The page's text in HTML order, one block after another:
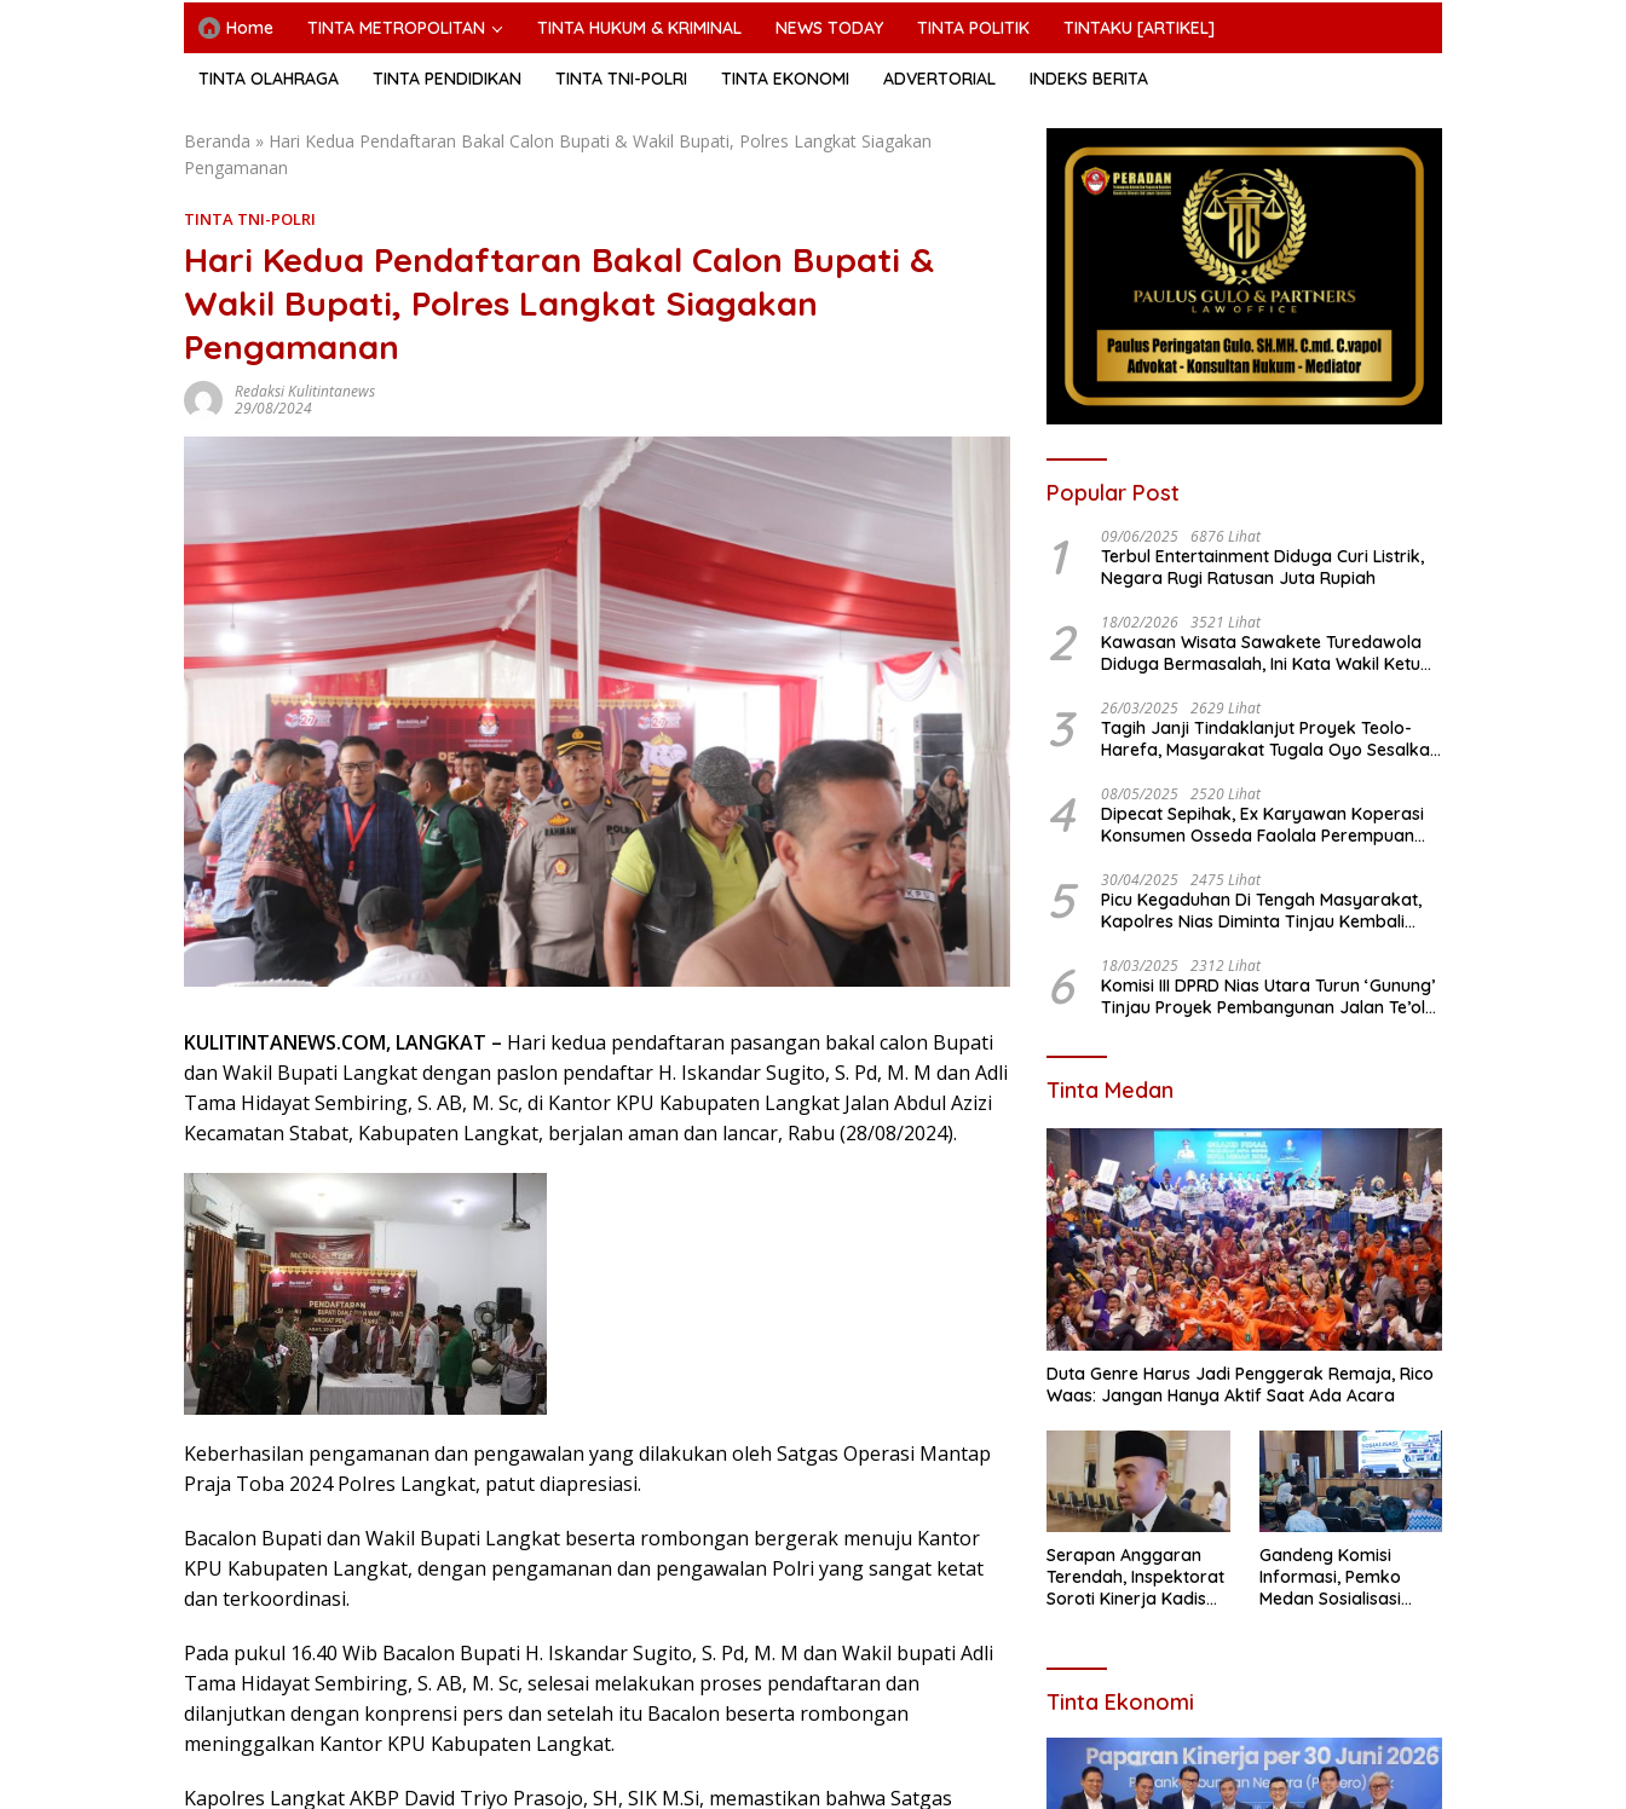
Home TINTA METROPOLITAN TINTA HUKUM & KRIMINAL NEWS TODAY TINTA POLITIK TINTAKU [ARTIKEL]
TINTA OLAHRAGA TINTA PENDIDIKAN TINTA TNI-POLRI TINTA EKONOMI ADVERTORIAL INDEKS BERITA
Beranda » Hari Kedua Pendaftaran Bakal Calon Bupati & Wakil Bupati, Polres Langkat Siagakan
Pengamanan
TINTA TNI-POLRI
Hari Kedua Pendaftaran Bakal Calon Bupati &
Wakil Bupati, Polres Langkat Siagakan
Pengamanan
Redaksi Kulitintanews
29/08/2024
KULITINTANEWS.COM, LANGKAT – Hari kedua pendaftaran pasangan bakal calon Bupati
dan Wakil Bupati Langkat dengan paslon pendaftar H. Iskandar Sugito, S. Pd, M. M dan Adli
Tama Hidayat Sembiring, S. AB, M. Sc, di Kantor KPU Kabupaten Langkat Jalan Abdul Azizi
Kecamatan Stabat, Kabupaten Langkat, berjalan aman dan lancar, Rabu (28/08/2024).
Keberhasilan pengamanan dan pengawalan yang dilakukan oleh Satgas Operasi Mantap
Praja Toba 2024 Polres Langkat, patut diapresiasi.
Bacalon Bupati dan Wakil Bupati Langkat beserta rombongan bergerak menuju Kantor
KPU Kabupaten Langkat, dengan pengamanan dan pengawalan Polri yang sangat ketat
dan terkoordinasi.
Pada pukul 16.40 Wib Bacalon Bupati H. Iskandar Sugito, S. Pd, M. M dan Wakil bupati Adli
Tama Hidayat Sembiring, S. AB, M. Sc, selesai melakukan proses pendaftaran dan
dilanjutkan dengan konprensi pers dan setelah itu Bacalon beserta rombongan
meninggalkan Kantor KPU Kabupaten Langkat.
Kapolres Langkat AKBP David Triyo Prasojo, SH, SIK M.Si, memastikan bahwa Satgas
Popular Post
1 09/06/2025 6876 Lihat
Terbul Entertainment Diduga Curi Listrik,
Negara Rugi Ratusan Juta Rupiah
2 18/02/2026 3521 Lihat
Kawasan Wisata Sawakete Turedawola
Diduga Bermasalah, Ini Kata Wakil Ketua
3 26/03/2025 2629 Lihat
Tagih Janji Tindaklanjut Proyek Teolo-
Harefa, Masyarakat Tugala Oyo Sesalkan
Utara
4 08/05/2025 2520 Lihat
Dipecat Sepihak, Ex Karyawan Koperasi
Konsumen Osseda Faolala Perempuan
5 30/04/2025 2475 Lihat
Picu Kegaduhan Di Tengah Masyarakat,
Kapolres Nias Diminta Tinjau Kembali
6 18/03/2025 2312 Lihat
Komisi III DPRD Nias Utara Turun ‘Gunung’
Tinjau Proyek Pembangunan Jalan Te’olo
Tinta Medan
Duta Genre Harus Jadi Penggerak Remaja, Rico
Waas: Jangan Hanya Aktif Saat Ada Acara
Serapan Anggaran
Terendah, Inspektorat
Soroti Kinerja Kadis
Gandeng Komisi
Informasi, Pemko
Medan Sosialisasi
Tinta Ekonomi